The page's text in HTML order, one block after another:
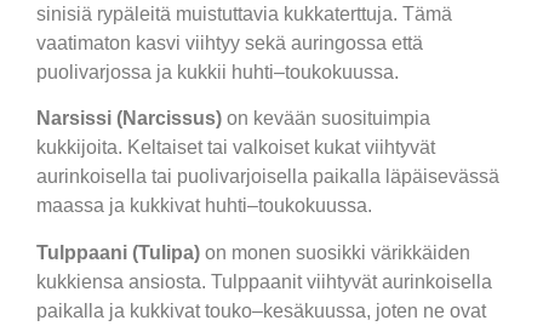
sinisiä rypäleitä muistuttavia kukkaterttuja. Tämä
vaatimaton kasvi viihtyy sekä auringossa että
puolivarjossa ja kukkii huhti–toukokuussa.
Narsissi (Narcissus) on kevään suosituimpia
kukkijoita. Keltaiset tai valkoiset kukat viihtyvät
aurinkoisella tai puolivarjoisella paikalla läpäisevässä
maassa ja kukkivat huhti–toukokuussa.
Tulppaani (Tulipa) on monen suosikki värikkäiden
kukkiensa ansiosta. Tulppaanit viihtyvät aurinkoisella
paikalla ja kukkivat touko–kesäkuussa, joten ne ovat